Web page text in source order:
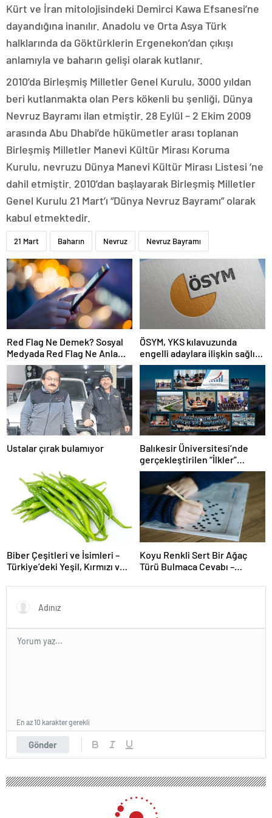
Kürt ve İran mitolojisindeki Demirci Kawa Efsanesi’ne
dayandığına inanılır. Anadolu ve Orta Asya Türk
halklarında da Göktürklerin Ergenekon’dan çıkışı
anlamıyla ve baharın gelişi olarak kutlanır.
2010’da Birleşmiş Milletler Genel Kurulu, 3000 yıldan
beri kutlanmakta olan Pers kökenli bu şenliği, Dünya
Nevruz Bayramı ilan etmiştir. 28 Eylül – 2 Ekim 2009
arasında Abu Dhabi’de hükümetler arası toplanan
Birleşmiş Milletler Manevi Kültür Mirası Koruma
Kurulu, nevruzu Dünya Manevi Kültür Mirası Listesi ‘ne
dahil etmiştir. 2010’dan başlayarak Birleşmiş Milletler
Genel Kurulu 21 Mart’ı “Dünya Nevruz Bayramı” olarak
kabul etmektedir.
21 Mart Baharın Nevruz Nevruz Bayramı
Red Flag Ne Demek? Sosyal
Medyada Red Flag Ne Anlama
Gelir?
ÖSYM, YKS kılavuzunda
engelli adaylara ilişkin sağlık
şartlarını güncelledi
Ustalar çırak bulamıyor
Balıkesir Üniversitesi’nde
gerçekleştirilen “İlkler”
üniversitenin geleceğini
şekillendiriyor
Biber Çeşitleri ve İsimleri –
Türkiye’deki Yeşil, Kırmızı ve
Koyu Renkli Sert Bir Ağaç
Türü Bulmaca Cevabı –
Bir Ağaç Türü
Gönder
En az 10 karakter gerekli